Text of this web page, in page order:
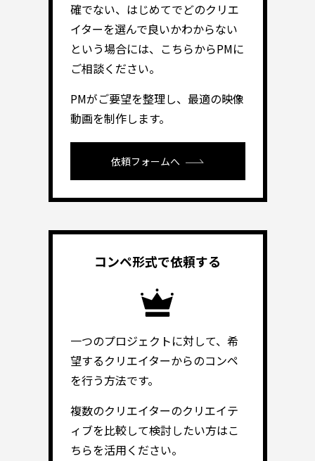
確でない、はじめてでどのクリエ
イターを選んで良いかわからない
という場合には、こちらからPMに
ご相談ください。
PMがご要望を整理し、最適の映像
動画を制作します。
依頼フォームへ
コンペ形式で依頼する
一つのプロジェクトに対して、希
望するクリエイターからのコンペ
を行う方法です。
複数のクリエイターのクリエイテ
ィブを比較して検討したい方はこ
ちらを活用ください。